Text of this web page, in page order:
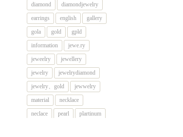
diamond
diamondjewelry
earrings
english
gallery
gola
gold
gpld
information
jewe.ry
jeweelry
jewellery
jewelry
jewelrydiamond
jewelry、gold
jewwelry
material
necklace
neclace
pearl
plartinum